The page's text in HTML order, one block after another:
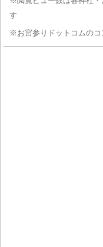
す
※お宮参りドットコムの